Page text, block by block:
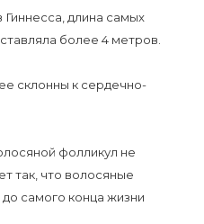
Гиннесса, длина самых
более 4 метров.
склонны к сердечно-
фолликул не
так, что волосяные
самого конца жизни